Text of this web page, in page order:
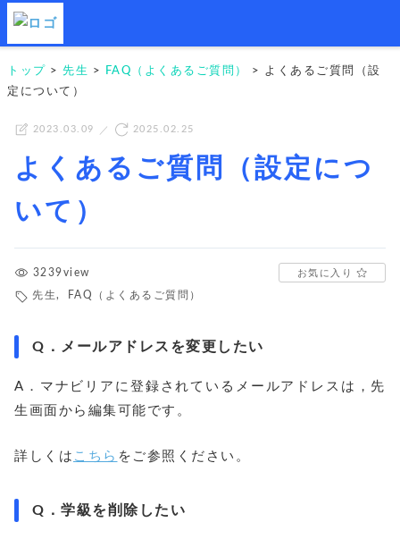
トップ > 先生 > FAQ（よくあるご質問） > よくあるご質問（設
定について）
2023.03.09 2025.02.25
よくあるご質問（設定につ
いて）
3239view
先生, FAQ（よくあるご質問）
お気に入り
Q． メールアドレスを変更したい
A．マナビリアに登録されているメールアドレスは，先
生画面から編集可能です。
詳しくは こちら をご参照ください。
Q． 学級を削除したい